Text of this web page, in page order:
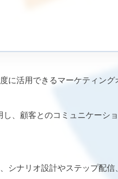
に活用できるマーケティング
、顧客とのコミュニケーシ
シナリオ設計やステップ配